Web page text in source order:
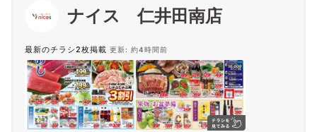
ナイス 仁井田南店
最新のチラシ2枚掲載 更新: 約4時間前